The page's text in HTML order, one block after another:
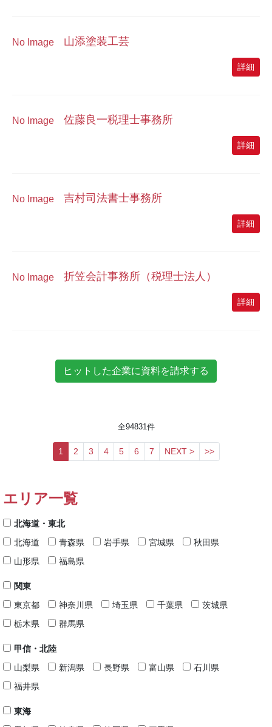
No Image 山添塗装工芸
詳細
No Image 佐藤良一税理士事務所
詳細
No Image 吉村司法書士事務所
詳細
No Image 折笠会計事務所（税理士法人）
詳細
全94831件
1 2 3 4 5 6 7 NEXT > >>
エリア一覧
北海道・東北
北海道
青森県 岩手県 宮城県
秋田県
山形県
福島県
関東
東京都
神奈川県 埼玉県 千葉県
茨城県
栃木県
群馬県
甲信・北陸
山梨県
新潟県 長野県 富山県
石川県
福井県
東海